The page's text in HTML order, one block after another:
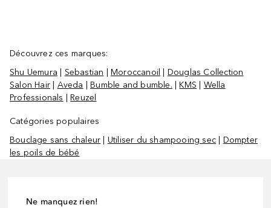
Découvrez ces marques:
Shu Uemura
Sebastian |Moroccanoil
Douglas Collection
Salon Hair
Aveda |Bumble and bumble. |KMS
Wella
Professionals |Reuzel
Catégories populaires
Bouclage sans chaleur
Utiliser du shampooing sec
Dompter
les poils de bébé
Ne manquez rien!